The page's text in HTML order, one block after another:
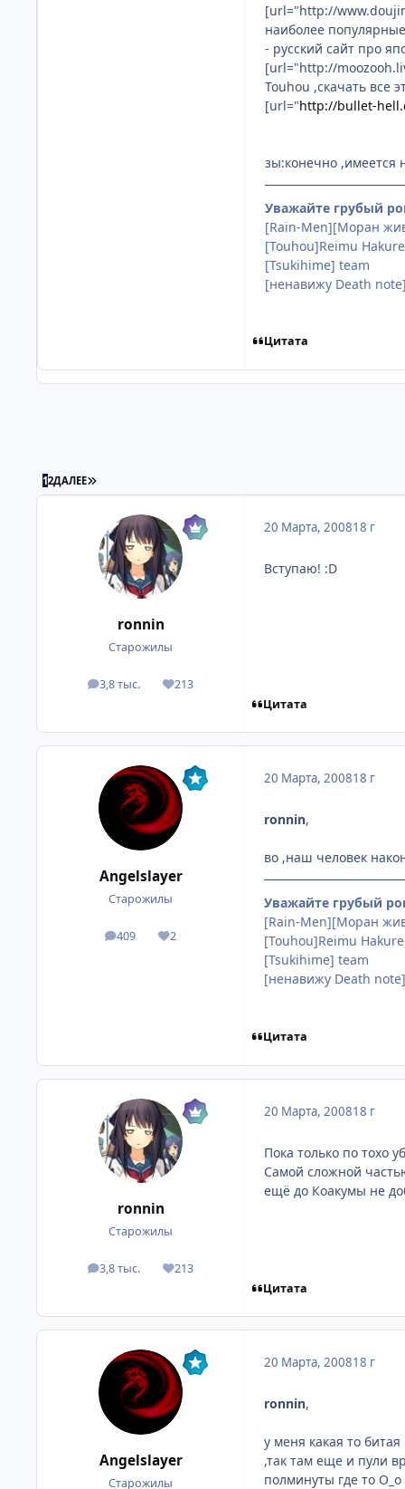
[url="http://
наиболее
- русский сайт про
[url="http://
Touhou ,скачать все
[url="http://bullet-
зы:конечно ,имеется
Уважайте грубый
[Rain-Men][Моран
[Touhou]Reimu
[Tsukihime] team
[ненавижу Death
Цитата
12ДАЛЕЕ ПОСЛЕДНЯЯ СТРАНИЦА
ronnin
Старожилы
3,8 тыс.
посты 213
Репутация
20 Марта, 200818 г
Вступаю! :D
Цитата
Angelslayer
Старожилы
409
посты 2
Репутация
20 Марта, 200818 г
ronnin,
во ,наш человек
Уважайте грубый
[Rain-Men][Моран
[Touhou]Reimu
[Tsukihime] team
[ненавижу Death
Цитата
ronnin
Старожилы
3,8 тыс.
посты 213
Репутация
20 Марта, 200818 г
Пока только по тохо
Самой сложной
ещё до Коакумы не
Цитата
Angelslayer
Старожилы
20 Марта, 200818 г
ronnin,
у меня какая то
,так там еще и пули
полминуты где то О_о